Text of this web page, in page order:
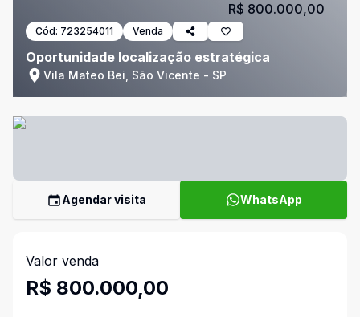
Cód: 723254011 Venda
Oportunidade localização estratégica
Vila Mateo Bei, São Vicente - SP
R$ 800.000,00
Agendar visita WhatsApp
Valor venda
R$ 800.000,00